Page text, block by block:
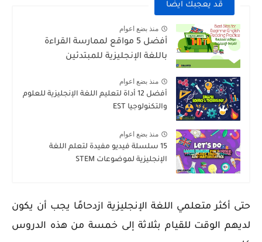
قد يعجبك ايضا
منذ بضع اعوام
أفضل 5 مواقع لممارسة القراءة
باللغة الإنجليزية للمبتدئين
منذ بضع اعوام
أفضل 12 أداة لتعليم اللغة الإنجليزية للعلوم
والتكنولوجيا EST
منذ بضع اعوام
15 سلسلة فيديو مفيدة لتعلم اللغة
الإنجليزية لموضوعات STEM
حتى أكثر متعلمي اللغة الإنجليزية ازدحامًا يجب أن يكون
لديهم الوقت للقيام بثلاثة إلى خمسة من هذه الدروس